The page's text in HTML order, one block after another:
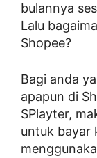
bulannya
Lalu
Shopee?
Bagi anda
apapun di
SPlayter,
untuk bayar